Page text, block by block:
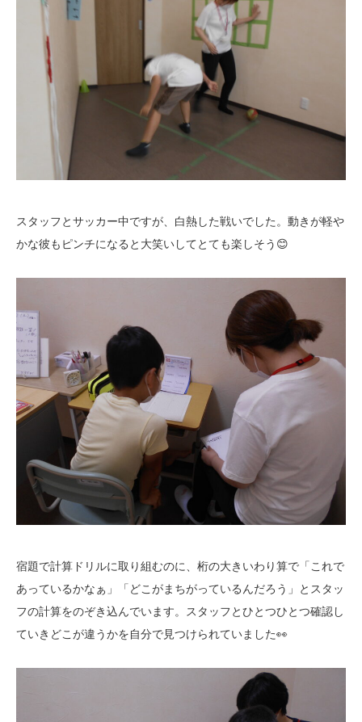
スタッフとサッカー中ですが、白熱した戦いでした。動きが軽や
かな彼もピンチになると大笑いしてとても楽しそう😊
宿題で計算ドリルに取り組むのに、桁の大きいわり算で「これで
あっているかなぁ」「どこがまちがっているんだろう」とスタッ
フの計算をのぞき込んでいます。スタッフとひとつひとつ確認し
ていきどこが違うかを自分で見つけられていました👀